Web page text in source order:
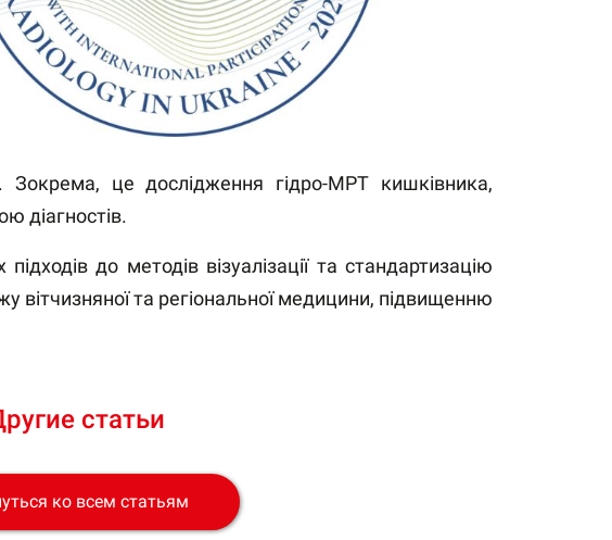
Зокрема, це дослідження гідро-МРТ кишківника,
діагностів.
до методів візуалізації та стандартизацію
вітчизняної та регіональної медицини, підвищенню
статьи
ко всем статьям